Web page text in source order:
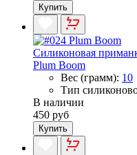
Купить
Силиконовая
Plum Boom
Вес (грамм): 10
Тип
В наличии
450 руб
Купить